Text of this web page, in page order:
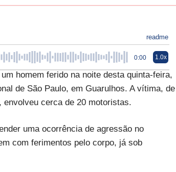
readme
0:00 1.0x
homem ferido na noite desta quinta-feira,
de São Paulo, em Guarulhos. A vítima, de
envolveu cerca de 20 motoristas.
uma ocorrência de agressão no
com ferimentos pelo corpo, já sob